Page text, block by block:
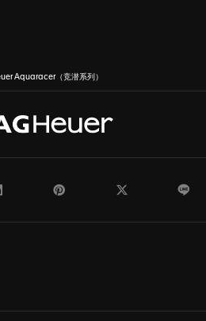
Aquaracer（竞潜系列）
Pinterest